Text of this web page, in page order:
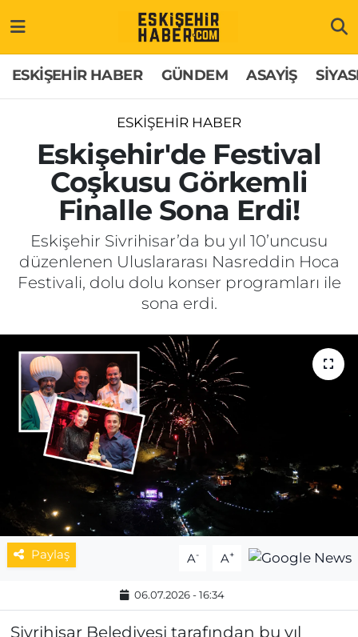
ESKİŞEHİR HABER GÜNDEM ASAYİŞ
ESKİŞEHİR HABER
Eskişehir'de Festival
Coşkusu Görkemli
Finalle Sona Erdi!
Eskişehir Sivrihisar’da bu yıl 10’uncusu
düzenlenen Uluslararası Nasreddin Hoca
Festivali, dolu dolu konser programları ile
sona erdi.
Paylaş A- A+
06.07.2026 - 16:34
Sivrihisar Belediyesi tarafından bu yıl
GÜNDEM
ASAYİŞ
SİYASET
EKONOMİ
SAĞLIK
MAGAZİN
ESKİŞEHİRSPOR
Hakkımızda
İletişim
Künye
Odunpazarı Trafik Yoğunluk Haritası
Süper Lig Puan Durumu ve Fikstür
Tüm Manşetler
Son Dakika Haberleri
Haber Arşivi